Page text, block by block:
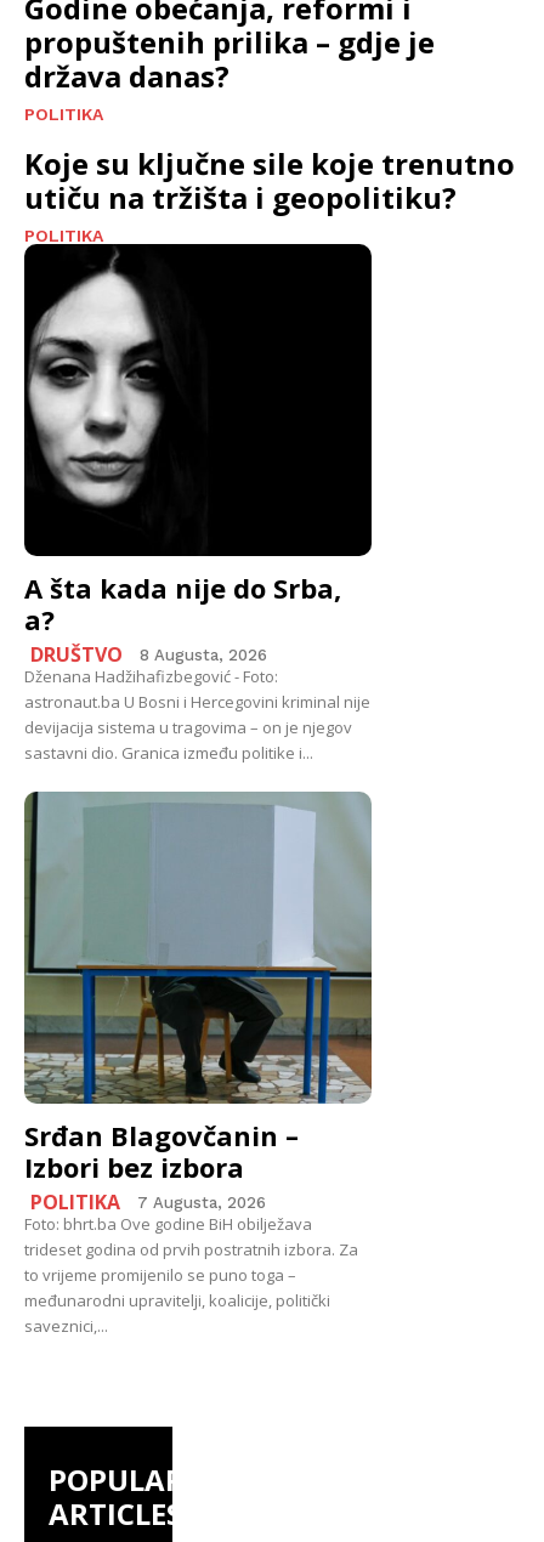
propuštenih prilika – gdje je
država danas?
POLITIKA
Koje su ključne sile koje trenutno
utiču na tržišta i geopolitiku?
POLITIKA
A šta kada nije do Srba,
a?
DRUŠTVO 8 Augusta, 2026
Dženana Hadžihafizbegović - Foto:
astronaut.ba U Bosni i Hercegovini kriminal nije
devijacija sistema u tragovima – on je njegov
sastavni dio. Granica između politike i...
Srđan Blagovčanin –
Izbori bez izbora
POLITIKA 7 Augusta, 2026
Foto: bhrt.ba Ove godine BiH obilježava
trideset godina od prvih postratnih izbora. Za
to vrijeme promijenilo se puno toga –
međunarodni upravitelji, koalicije, politički
saveznici,...
POPULAR
ARTICLES